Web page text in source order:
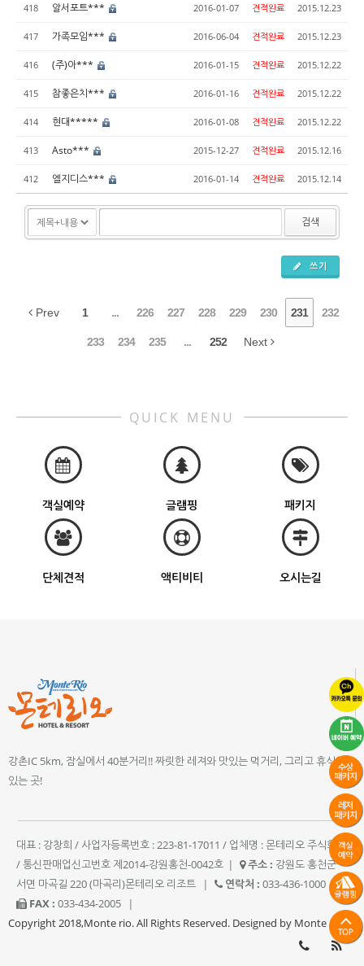
418 알서포트*** 2016-01-07 견적완료 2015.12.23
417 가족모임*** 2016-06-04 견적완료 2015.12.23
416 (주)아*** 2016-01-15 견적완료 2015.12.22
415 참좋은치*** 2016-01-16 견적완료 2015.12.22
414 현대***** 2016-01-08 견적완료 2015.12.22
413 Asto*** 2015-12-27 견적완료 2015.12.16
412 엘지디스*** 2016-01-14 견적완료 2015.12.14
검색
쓰기
Prev 1 ... 226 227 228 229 230 231 232
233 234 235 ... 252 Next
QUICK MENU
객실예약 글램핑 패키지
단체견적 액티비티 오시는길
강촌IC 5km, 잠실에서 40분거리!! 짜릿한 레져와 맛있는 먹거리, 그리고 휴식이
있는 곳!
대표 : 강창희 / 사업자등록번호 : 223-81-17011 / 업체명 : 몬테리오 주식회사
/ 통신판매업신고번호 제2014-강원홍천-0042호 | 주소 : 강원도 홍천군
서면 마곡길 220 (마곡리)몬테리오 리조트
| 연락처 : 033-436-1000
|
FAX : 033-434-2005
|
Copyright 2018,Monte rio. All Rights Reserved. Designed by Monte rio.